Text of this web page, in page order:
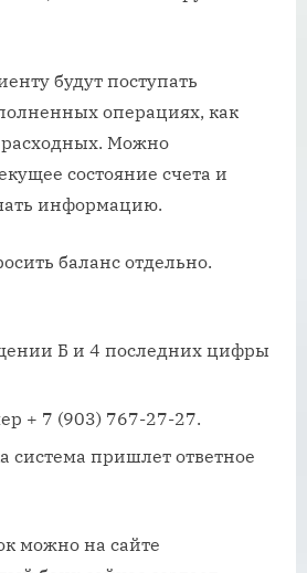
будут поступать
операциях, как
Можно
состояние счета и
информацию.
баланс отдельно.
Б и 4 последних цифры
+ 7 (903) 767-27-27.
система пришлет ответное
можно на сайте